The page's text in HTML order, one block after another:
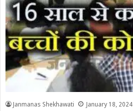
Janmanas Shekhawati January 18, 2024